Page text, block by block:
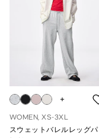
WOMEN, XS-3XL
スウェットバレルレッグパ